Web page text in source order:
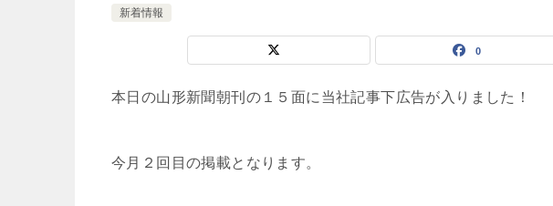
新着情報
0
本日の山形新聞朝刊の１５面に当社記事下広告が入りました！
今月２回目の掲載となります。